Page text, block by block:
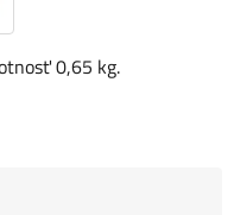
0,65 kg.